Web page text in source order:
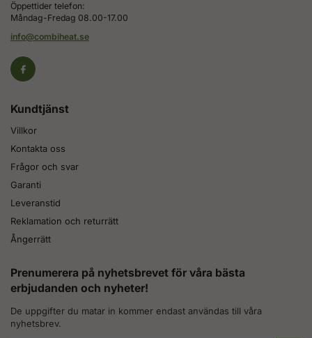
Öppettider telefon:
Måndag-Fredag 08.00-17.00
info@combiheat.se
Kundtjänst
Villkor
Kontakta oss
Frågor och svar
Garanti
Leveranstid
Reklamation och returrätt
Ångerrätt
Prenumerera på nyhetsbrevet för våra bästa
erbjudanden och nyheter!
De uppgifter du matar in kommer endast användas till våra
nyhetsbrev.